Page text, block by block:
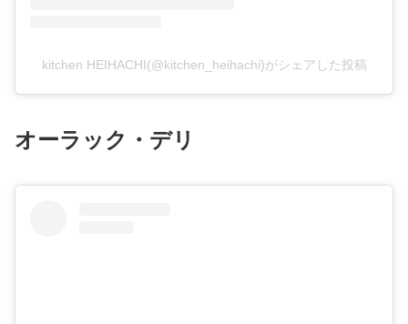
kitchen HEIHACHI(@kitchen_heihachi)がシェアした投稿